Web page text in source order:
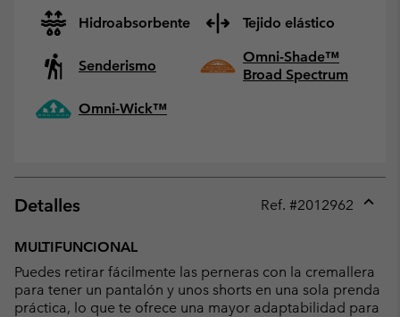
Hidroabsorbente Tejido elástico
Senderismo
Omni-Shade™
Broad Spectrum
Omni-Wick™
Detalles Ref. #2012962
MULTIFUNCIONAL
Puedes retirar fácilmente las perneras con la cremallera
para tener un pantalón y unos shorts en una sola prenda
práctica, lo que te ofrece una mayor adaptabilidad para